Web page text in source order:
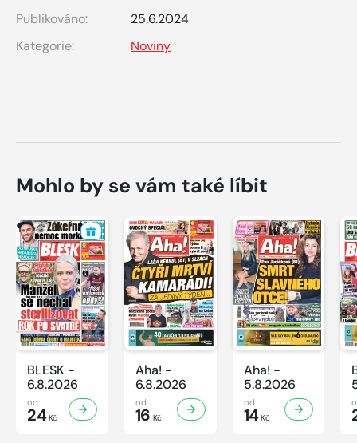
Publikováno:
25.6.2024
Kategorie:
Noviny
Mohlo by se vám také líbit
BLESK -
6.8.2026
od
24Kč
Aha! -
6.8.2026
od
16 Kč
Aha! -
5.8.2026
od
14Kč